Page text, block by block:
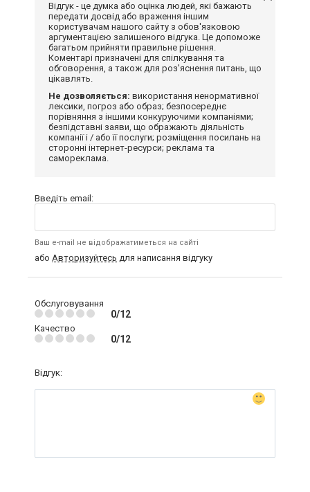
Відгук - це думка або оцінка людей, які бажають
передати досвід або враження іншим
користувачам нашого сайту з обов'язковою
аргументацією залишеного відгука. Це допоможе
багатьом прийняти правильне рішення.
Коментарі призначені для спілкування та
обговорення, а також для роз'яснення питань, що
цікавлять.
Не дозволяється: використання ненормативної
лексики, погроз або образ; безпосереднє
порівняння з іншими конкуруючими компаніями;
безпідставні заяви, що ображають діяльність
компанії і / або її послуги; розміщення посилань на
сторонні інтернет-ресурси; реклама та
самореклама.
Введіть email:
Ваш e-mail не відображатиметься на сайті
або Авторизуйтесь для написання відгуку
Обслуговування
0/12
Качество
0/12
Відгук: